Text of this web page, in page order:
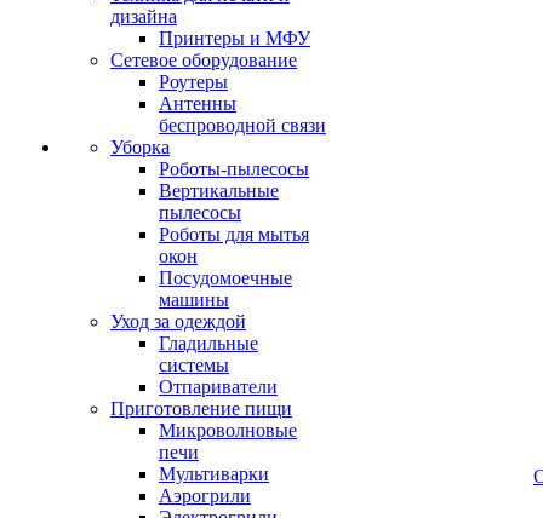
дизайна
Принтеры и МФУ
Сетевое оборудование
Роутеры
Антенны
беспроводной связи
Уборка
Роботы-пылесосы
Вертикальные
пылесосы
Роботы для мытья
окон
Посудомоечные
машины
Уход за одеждой
Гладильные
системы
Отпариватели
Приготовление пищи
Микроволновые
печи
Мультиварки
Аэрогрили